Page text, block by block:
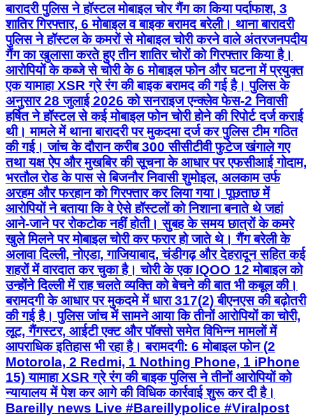
बारादरी पुलिस ने हॉस्टल मोबाइल चोर गैंग का किया पर्दाफाश, 3
शातिर गिरफ्तार, 6 मोबाइल व बाइक बरामद बरेली। थाना बारादरी
पुलिस ने हॉस्टल के कमरों से मोबाइल चोरी करने वाले अंतरजनपदीय
गैंग का खुलासा करते हुए तीन शातिर चोरों को गिरफ्तार किया है।
आरोपियों के कब्जे से चोरी के 6 मोबाइल फोन और घटना में प्रयुक्त
एक यामाहा XSR ग्रे रंग की बाइक बरामद की गई है। पुलिस के
अनुसार 28 जुलाई 2026 को सनराइज एन्क्लेव फेस-2 निवासी
हर्षित ने हॉस्टल से कई मोबाइल फोन चोरी होने की रिपोर्ट दर्ज कराई
थी। मामले में थाना बारादरी पर मुकदमा दर्ज कर पुलिस टीम गठित
की गई। जांच के दौरान करीब 300 सीसीटीवी फुटेज खंगाले गए
तथा यक्ष ऐप और मुखबिर की सूचना के आधार पर एफसीआई गोदाम,
भरतौल रोड के पास से बिजनौर निवासी शुमोइल, अलकाम उर्फ
अरहम और फरहान को गिरफ्तार कर लिया गया। पूछताछ में
आरोपियों ने बताया कि वे ऐसे हॉस्टलों को निशाना बनाते थे जहां
आने-जाने पर रोकटोक नहीं होती। सुबह के समय छात्रों के कमरे
खुले मिलने पर मोबाइल चोरी कर फरार हो जाते थे। गैंग बरेली के
अलावा दिल्ली, नोएडा, गाजियाबाद, चंडीगढ़ और देहरादून सहित कई
शहरों में वारदात कर चुका है। चोरी के एक IQOO 12 मोबाइल को
उन्होंने दिल्ली में राह चलते व्यक्ति को बेचने की बात भी कबूल की।
बरामदगी के आधार पर मुकदमे में धारा 317(2) बीएनएस की बढ़ोतरी
की गई है। पुलिस जांच में सामने आया कि तीनों आरोपियों का चोरी,
लूट, गैंगस्टर, आईटी एक्ट और पॉक्सो समेत विभिन्न मामलों में
आपराधिक इतिहास भी रहा है। बरामदगी: 6 मोबाइल फोन (2
Motorola, 2 Redmi, 1 Nothing Phone, 1 iPhone
15) यामाहा XSR ग्रे रंग की बाइक पुलिस ने तीनों आरोपियों को
न्यायालय में पेश कर आगे की विधिक कार्रवाई शुरू कर दी है।
Bareilly news Live #Bareillypolice #Viralpost